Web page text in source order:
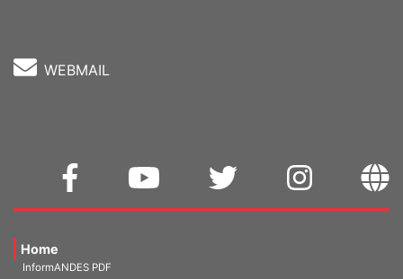
WEBMAIL
Home
InformANDES PDF